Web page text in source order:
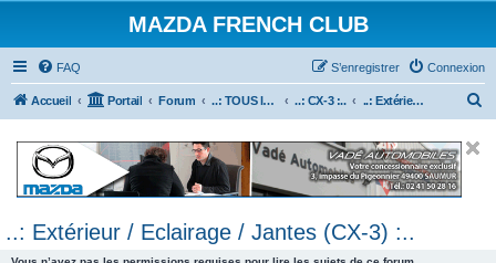
MAZDA FRENCH CLUB
FAQ Connexion
S’enregistrer
Accueil Portail Forum ..: TOUS les Véhicules MAZDA :.. ..: CX-3 :.. ..: Extérieur / Eclairage / Jantes (CX-3) :..
..: Extérieur / Eclairage / Jantes (CX-3) :..